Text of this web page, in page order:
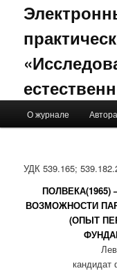
Skip to primary
Skip to secondary
О журнале
УДК 539.165;
ПОЛВЕКА(1965)
ВОЗМОЖНОСТИ
(ОПЫТ
кандидат